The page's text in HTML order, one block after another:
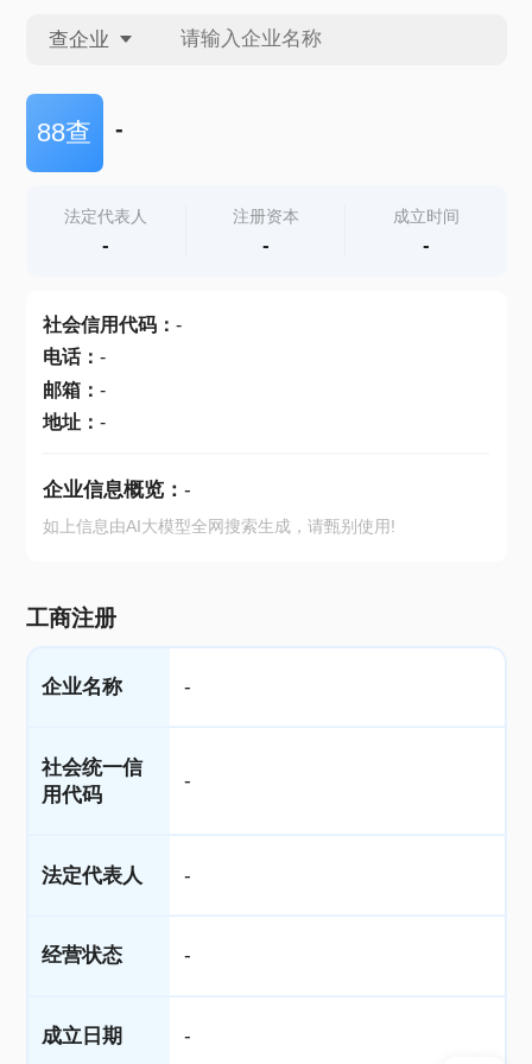
查企业
查企业
查产地
88查 -
法定代表人
-
注册资本
-
成立时间
-
社会信用代码： -
电话： -
邮箱： -
地址： -
企业信息概览： -
如上信息由AI大模型全网搜索生成，请甄别使用!
工商注册
企业名称 -
社会统一信
用代码
-
法定代表人 -
经营状态 -
成立日期 -